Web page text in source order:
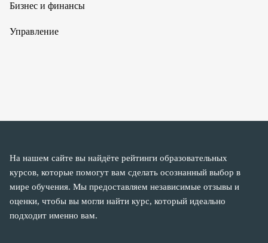
Бизнес и финансы
Управление
На нашем сайте вы найдёте рейтинги образовательных
курсов, которые помогут вам сделать осознанный выбор в
мире обучения. Мы предоставляем независимые отзывы и
оценки, чтобы вы могли найти курс, который идеально
подходит именно вам.